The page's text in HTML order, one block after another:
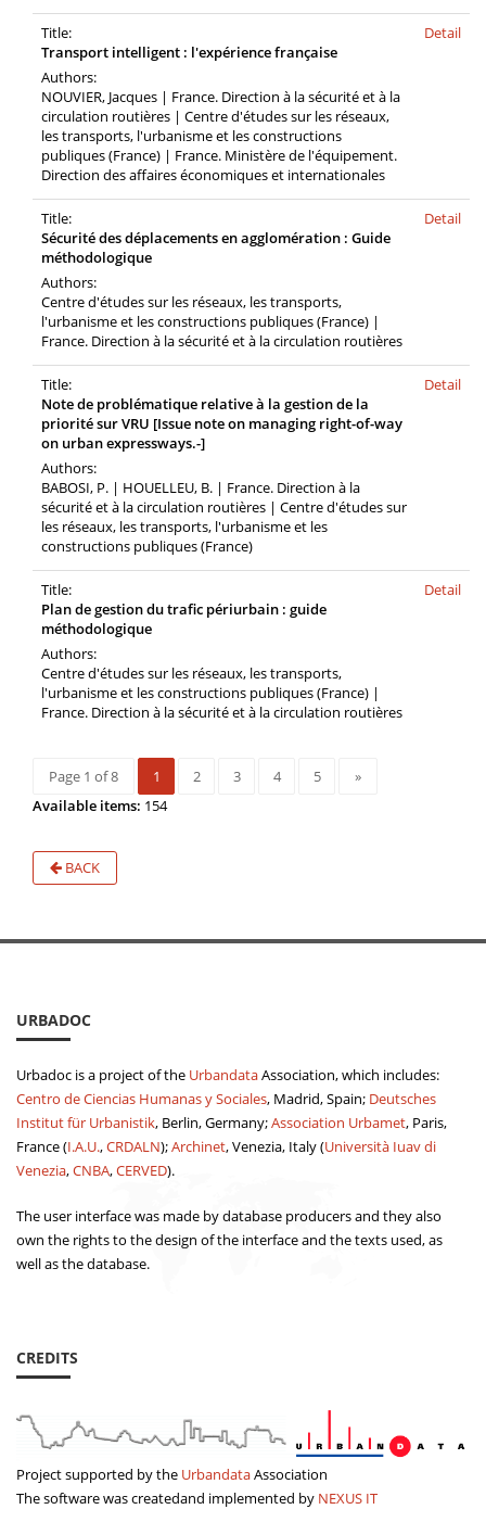
Title:
Transport intelligent : l'expérience française
Authors:
NOUVIER, Jacques | France. Direction à la sécurité et à la
circulation routières | Centre d'études sur les réseaux,
les transports, l'urbanisme et les constructions
publiques (France) | France. Ministère de l'équipement.
Direction des affaires économiques et internationales
Detail
Title:
Sécurité des déplacements en agglomération : Guide
méthodologique
Authors:
Centre d'études sur les réseaux, les transports,
l'urbanisme et les constructions publiques (France) |
France. Direction à la sécurité et à la circulation routières
Detail
Title:
Note de problématique relative à la gestion de la
priorité sur VRU [Issue note on managing right-of-way
on urban expressways.-]
Authors:
BABOSI, P. | HOUELLEU, B. | France. Direction à la
sécurité et à la circulation routières | Centre d'études sur
les réseaux, les transports, l'urbanisme et les
constructions publiques (France)
Detail
Title:
Plan de gestion du trafic périurbain : guide
méthodologique
Authors:
Centre d'études sur les réseaux, les transports,
l'urbanisme et les constructions publiques (France) |
France. Direction à la sécurité et à la circulation routières
Detail
Page 1 of 8 1 2 3 4 5
»
Available items: 154
BACK
URBADOC
Urbadoc is a project of the UrbandataAssociation, which includes:
Centro de Ciencias Humanas y Sociales, Madrid, Spain; Deutsches
Institut für Urbanistik, Berlin, Germany;Association Urbamet, Paris,
France (I.A.U.,CRDALN);Archinet, Venezia, Italy (Università Iuav di
Venezia,CNBA,CERVED).
The user interface was made by database producers and they also
own the rights to the design of the interface and the texts used, as
well as the database.
CREDITS
Project supported by the UrbandataAssociation
The software was createdand implemented by NEXUS IT